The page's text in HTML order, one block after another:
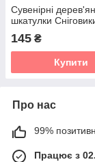
Сувенірні
шкатулки
145 ₴
Купити
Про нас
99%
Працює з